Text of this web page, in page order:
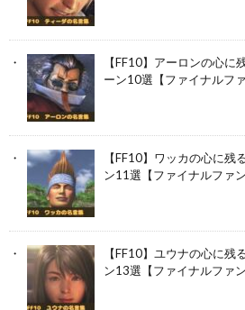
【FF10】アーロンの心に
ーン10選【ファイナルフ
【FF10】ワッカの心に残
ン11選【ファイナルファ
【FF10】ユウナの心に残
ン13選【ファイナルファ